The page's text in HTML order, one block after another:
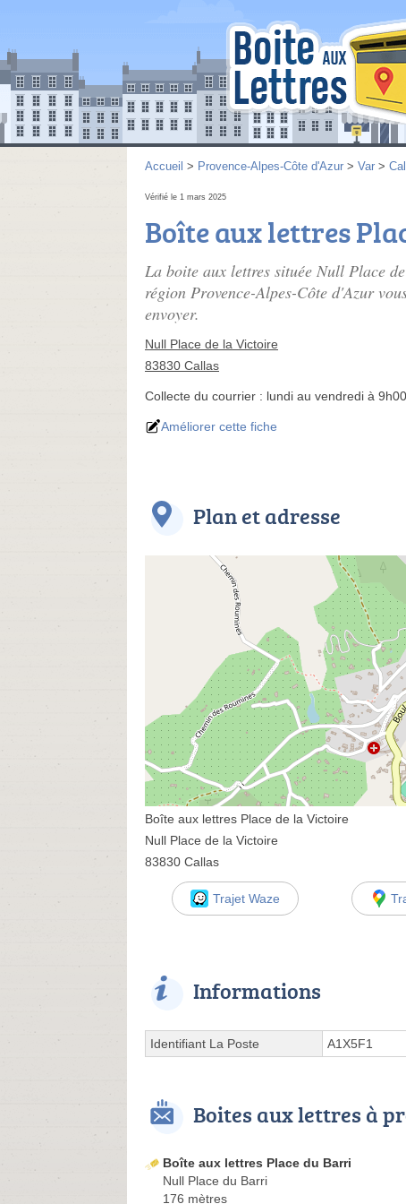
Accueil > Provence-Alpes-Côte d'Azur > Var >
Vérifié le 1 mars 2025
Boîte aux lettres
La boite aux lettres située Null Place
région Provence-Alpes-Côte d'Azur
envoyer.
Null Place de la Victoire
83830 Callas
Collecte du courrier : lundi au vendredi à
Améliorer cette fiche
Plan et adresse
Boîte aux lettres Place de la Victoire
Null Place de la Victoire
83830 Callas
Trajet Waze
Informations
Identifiant La Poste A1X5F1
Boites aux lettres à
Boîte aux lettres Place du Barri
Null Place du Barri
176 mètres